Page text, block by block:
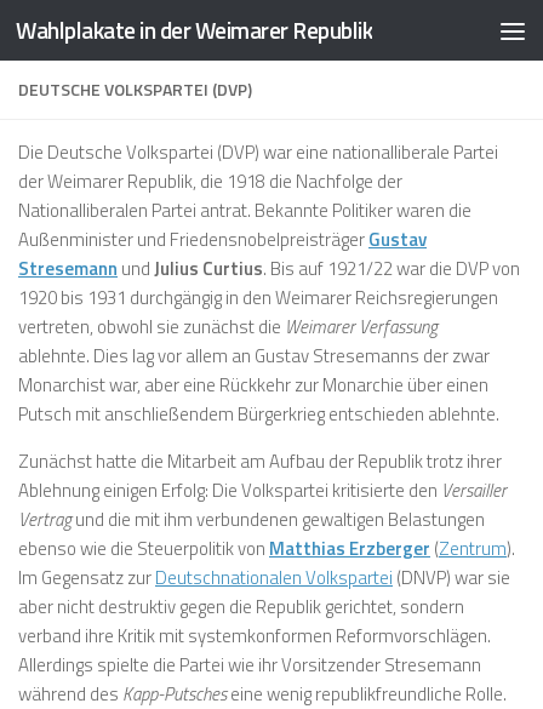
Zum Inhalt springen
Wahlplakate in der Weimarer Republik
DEUTSCHE VOLKSPARTEI (DVP)
Die Deutsche Volkspartei (DVP)war eine nationalliberale Partei
der Weimarer Republik, die 1918 die Nachfolge der
Nationalliberalen Partei antrat. Bekannte Politiker waren die
Außenminister und FriedensnobelpreisträgerGustav
Stresemann undJulius Curtius. Bis auf 1921/22 war die DVP von
1920 bis 1931 durchgängig in den Weimarer Reichsregierungen
vertreten, obwohl sie zunächst die Weimarer Verfassung
ablehnte. Dies lag vor allem an Gustav Stresemanns der zwar
Monarchist war, aber eine Rückkehr zur Monarchie über einen
Putsch mit anschließendem Bürgerkrieg entschieden ablehnte.
Zunächst hatte die Mitarbeit am Aufbau der Republik trotz ihrer
Ablehnung einigen Erfolg: Die Volkspartei kritisierte den Versailler
Vertragund die mit ihm verbundenen gewaltigen Belastungen
ebenso wie die Steuerpolitik von Matthias Erzberger (Zentrum).
Im Gegensatz zurDeutschnationalen Volkspartei (DNVP) war sie
aber nicht destruktiv gegen die Republik gerichtet, sondern
verband ihre Kritik mit systemkonformen Reformvorschlägen.
Allerdings spielte die Partei wie ihr Vorsitzender Stresemann
während des Kapp-Putscheseine wenig republikfreundliche Rolle.